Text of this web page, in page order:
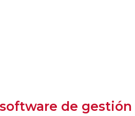
software de gestión